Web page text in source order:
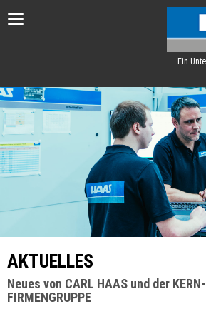
Toggle
Ein
AKTUELLES
Neues von CARL HAAS und der
FIRMENGRUPPE